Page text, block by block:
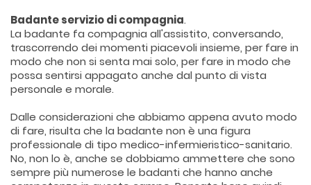
Badante servizio di compagnia.
La badante fa compagnia all'assistito, conversando,
trascorrendo dei momenti piacevoli insieme, per fare in
modo che non si senta mai solo, per fare in modo che
possa sentirsi appagato anche dal punto di vista
personale e morale.
Dalle considerazioni che abbiamo appena avuto modo
di fare, risulta che la badante non è una figura
professionale di tipo medico-infermieristico-sanitario.
No, non lo è, anche se dobbiamo ammettere che sono
sempre più numerose le badanti che hanno anche